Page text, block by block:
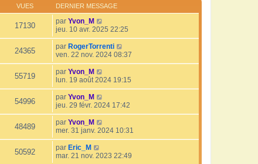
VUES DERNIER MESSAGE
17130 par Yvon_M
jeu. 10 avr. 2025 22:25
24365 par RogerTorrenti
ven. 22 nov. 2024 08:37
55719 par Yvon_M
lun. 19 août 2024 19:15
54996 par Yvon_M
jeu. 29 févr. 2024 17:42
48489 par Yvon_M
mer. 31 janv. 2024 10:31
50592 par Eric_M
mar. 21 nov. 2023 22:49